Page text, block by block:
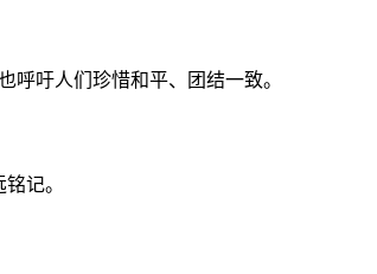
吁人们珍惜和平、团结一致。
记。